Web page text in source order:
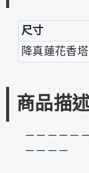
尺寸
降真蓮花香
商品描
－－－－－
－－－－